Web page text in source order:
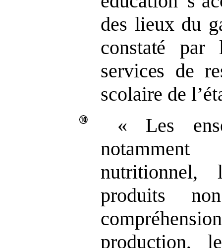
des lieux du
constaté par
services de
scolaire de
« Les
nutritionnel,
produits
production,